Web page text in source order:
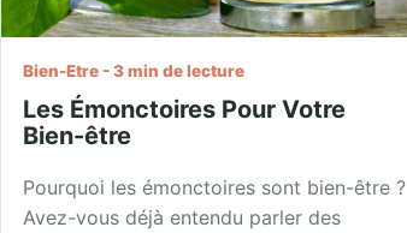
Bien-Etre - 3 min de lecture
Les Émonctoires Pour Votre
Bien-être
Pourquoi les émonctoires sont bien-être ?
Avez-vous déjà entendu parler des